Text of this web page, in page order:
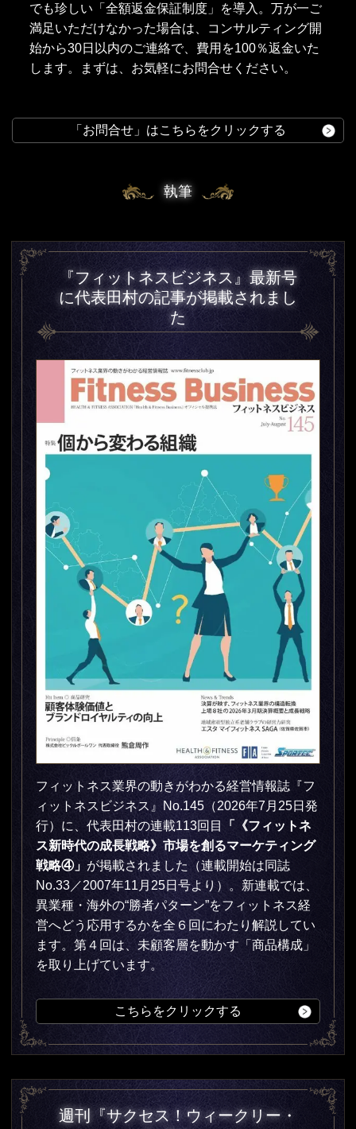
でも珍しい「全額返金保証制度」を導入。万が一ご
満足いただけなかった場合は、コンサルティング開
始から30日以内のご連絡で、費用を100％返金いた
します。まずは、お気軽にお問合せください。
「お問合せ」はこちらをクリックする
執筆
『フィットネスビジネス』最新号
に代表田村の記事が掲載されまし
た
フィットネス業界の動きがわかる経営情報誌『フ
ィットネスビジネス』No.145（2026年7月25日発
行）に、代表田村の連載113回目
「《フィットネ
ス新時代の成長戦略》市場を創るマーケティング
戦略④」 が掲載されました（連載開始は同誌
No.33／2007年11月25日号より）
。新連載では、
異業種・海外の“勝者パターン”をフィットネス経
営へどう応用するかを全６回にわたり解説してい
ます。第４回は、未顧客層を動かす「商品構成」
を取り上げています。
こちらをクリックする
週刊『サクセス！ウィークリー・